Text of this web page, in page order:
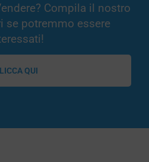
Compila il nostro
se potremmo essere
QUI